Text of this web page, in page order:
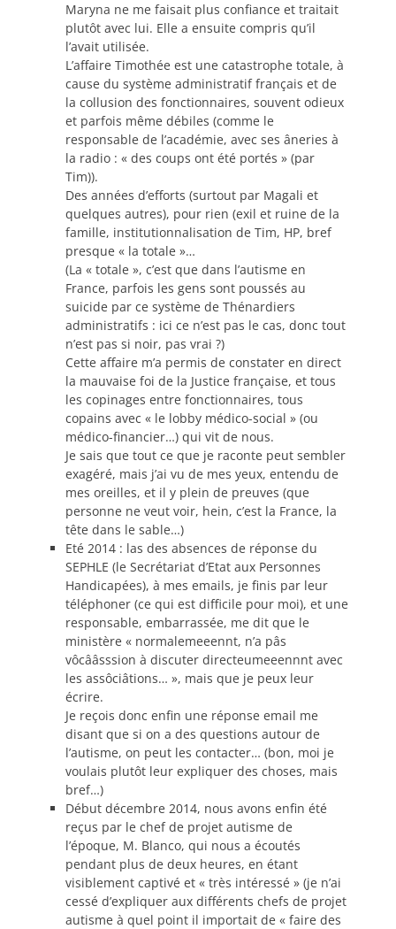
Maryna ne me faisait plus confiance et traitait
plutôt avec lui. Elle a ensuite compris qu’il
l’avait utilisée.
L’affaire Timothée est une catastrophe totale, à
cause du système administratif français et de
la collusion des fonctionnaires, souvent odieux
et parfois même débiles (comme le
responsable de l’académie, avec ses âneries à
la radio : « des coups ont été portés » (par
Tim)).
Des années d’efforts (surtout par Magali et
quelques autres), pour rien (exil et ruine de la
famille, institutionnalisation de Tim, HP, bref
presque « la totale »…
(La « totale », c’est que dans l’autisme en
France, parfois les gens sont poussés au
suicide par ce système de Thénardiers
administratifs : ici ce n’est pas le cas, donc tout
n’est pas si noir, pas vrai ?)
Cette affaire m’a permis de constater en direct
la mauvaise foi de la Justice française, et tous
les copinages entre fonctionnaires, tous
copains avec « le lobby médico-social » (ou
médico-financier…) qui vit de nous.
Je sais que tout ce que je raconte peut sembler
exagéré, mais j’ai vu de mes yeux, entendu de
mes oreilles, et il y plein de preuves (que
personne ne veut voir, hein, c’est la France, la
tête dans le sable…)
Eté 2014 : las des absences de réponse du
SEPHLE (le Secrétariat d’Etat aux Personnes
Handicapées), à mes emails, je finis par leur
téléphoner (ce qui est difficile pour moi), et une
responsable, embarrassée, me dit que le
ministère « normalemeeennt, n’a pâs
vôcââsssion à discuter directeumeeennnt avec
les assôciâtions… », mais que je peux leur
écrire.
Je reçois donc enfin une réponse email me
disant que si on a des questions autour de
l’autisme, on peut les contacter… (bon, moi je
voulais plutôt leur expliquer des choses, mais
bref…)
Début décembre 2014, nous avons enfin été
reçus par le chef de projet autisme de
l’époque, M. Blanco, qui nous a écoutés
pendant plus de deux heures, en étant
visiblement captivé et « très intéressé » (je n’ai
cessé d’expliquer aux différents chefs de projet
autisme à quel point il importait de « faire des